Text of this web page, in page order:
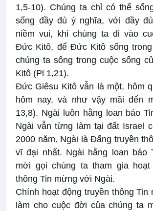
1,5-10). Chúng ta chỉ có thể
sống đầy đủ ý nghĩa, với đầy
niềm vui, khi chúng ta đi vào
Đức Kitô, để Đức Kitô sống
chúng ta sống trong cuộc sống
Kitô (Pl 1,21).
Đức Giêsu Kitô vẫn là một, hôm
hôm nay, và như vậy mãi đến
13,8). Ngài luôn hằng loan báo
Ngài vẫn từng làm tại đất Israel
2000 năm. Ngài là Đấng truyền
vĩ đại nhất. Ngài hằng loan báo
mời gọi chúng ta tham gia hoạt
thông Tin mừng với Ngài.
Chính hoạt động truyền thông Tin
làm cho cuộc đời của chúng ta